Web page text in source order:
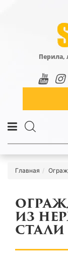
Перила,
Главная
ИЗ
СТАЛИ